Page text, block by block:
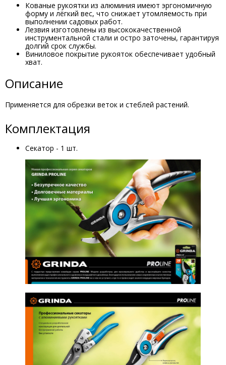
Кованые рукоятки из алюминия имеют эргономичную
форму и лёгкий вес, что снижает утомляемость при
выполнении садовых работ.
Лезвия изготовлены из высококачественной
инструментальной стали и остро заточены, гарантируя
долгий срок службы.
Виниловое покрытие рукояток обеспечивает удобный
хват.
Описание
Применяется для обрезки веток и стеблей растений.
Комплектация
Секатор - 1 шт.